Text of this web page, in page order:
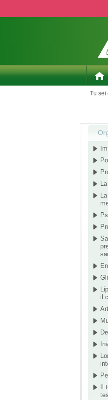
Tu sei
il